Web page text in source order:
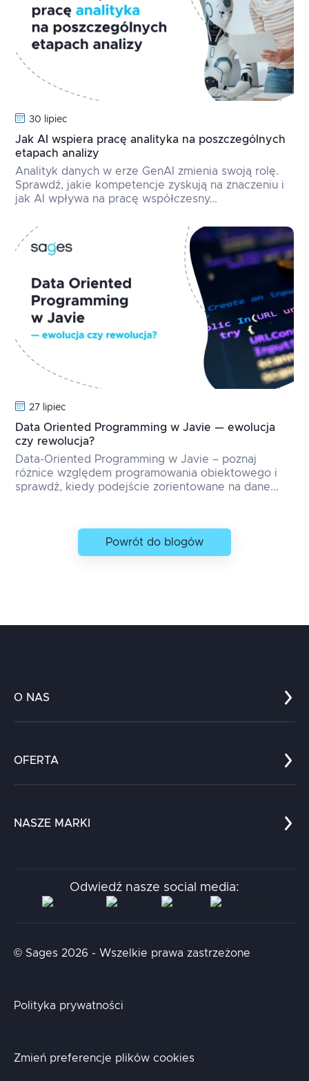
30 lipiec
Jak AI wspiera pracę analityka na poszczególnych
etapach analizy
Analityk danych w erze GenAI zmienia swoją rolę.
Sprawdź, jakie kompetencje zyskują na znaczeniu i
jak AI wpływa na pracę współczesny...
27 lipiec
Data Oriented Programming w Javie — ewolucja
czy rewolucja?
Data-Oriented Programming w Javie – poznaj
różnice względem programowania obiektowego i
sprawdź, kiedy podejście zorientowane na dane...
Powrót do blogów
O NAS
Kariera
Kontakt
OFERTA
Chatboty
NASZE MARKI
Aidapta
AI & NLP Day
Odwiedź nasze social media:
© Sages 2026 - Wszelkie prawa zastrzeżone
Polityka prywatności
Zmień preferencje plików cookies